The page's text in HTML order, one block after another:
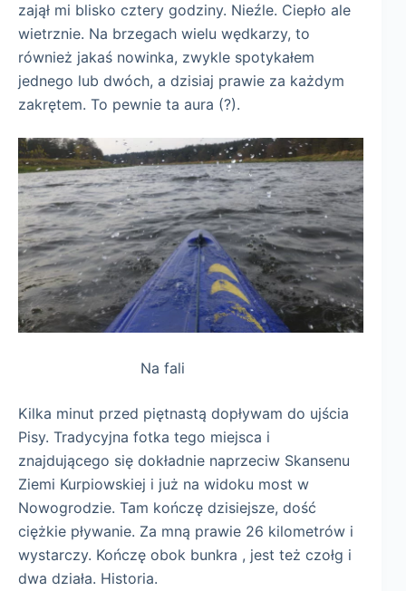
zajął mi blisko cztery godziny. Nieźle. Ciepło ale
wietrznie. Na brzegach wielu wędkarzy, to
również jakaś nowinka, zwykle spotykałem
jednego lub dwóch, a dzisiaj prawie za każdym
zakrętem. To pewnie ta aura (?).
Na fali
Kilka minut przed piętnastą dopływam do ujścia
Pisy. Tradycyjna fotka tego miejsca i
znajdującego się dokładnie naprzeciw Skansenu
Ziemi Kurpiowskiej i już na widoku most w
Nowogrodzie. Tam kończę dzisiejsze, dość
ciężkie pływanie. Za mną prawie 26 kilometrów i
wystarczy. Kończę obok bunkra , jest też czołg i
dwa działa. Historia.